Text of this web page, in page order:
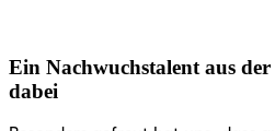
Ein Nachwuchstalent aus
dabei